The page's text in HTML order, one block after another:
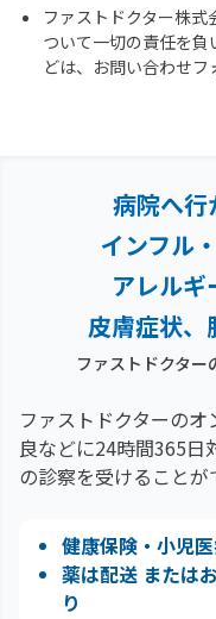
ファストドクター株
ついて一切の責任を
どは、お問い合わせフ
病院へ行
インフル
アレルギ
皮膚症状、
ファストドクター
ファストドクターの
良などに24時間365日
の診察を受けることが
健康保険・小児
薬は配送 または
り